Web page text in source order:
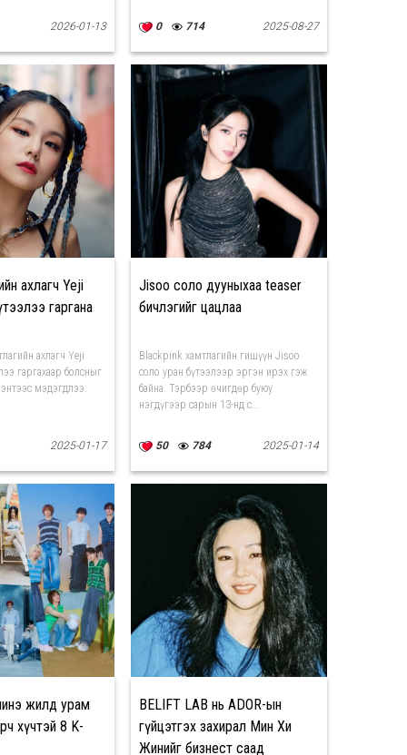
2026-01-13 0 714 2025-08-27
ахлагч Yeji
гаргана
ахлагч Yeji
гаргахаар болсныг
мэдэгдлээ.
2025-01-17
Jisoo соло дууныхаа teaser
бичлэгийг цацлаа
Blackpink хамтлагийн гишүүн Jisoo
соло уран бүтээлээр эргэн ирэх гэж
байна. Тэрбээр өчигдөр буюу
нэгдүгээр сарын 13-нд с...
50 784 2025-01-14
жилд урам
хүчтэй 8 K-
BELIFT LAB нь ADOR-ын
гүйцэтгэх захирал Мин Хи
Жинийг бизнест саад